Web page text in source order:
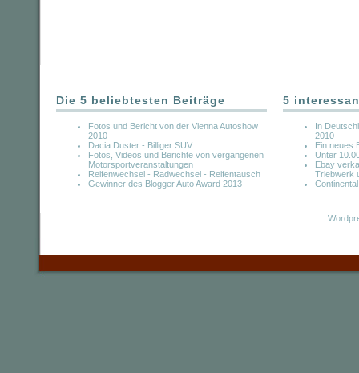
Die 5 beliebtesten Beiträge
Fotos und Bericht von der Vienna Autoshow
2010
Dacia Duster - Billiger SUV
Fotos, Videos und Berichte von vergangenen
Motorsportveranstaltungen
Reifenwechsel - Radwechsel - Reifentausch
Gewinner des Blogger Auto Award 2013
5
In
2010
Ein neues
Unter
Ebay
Triebwerk